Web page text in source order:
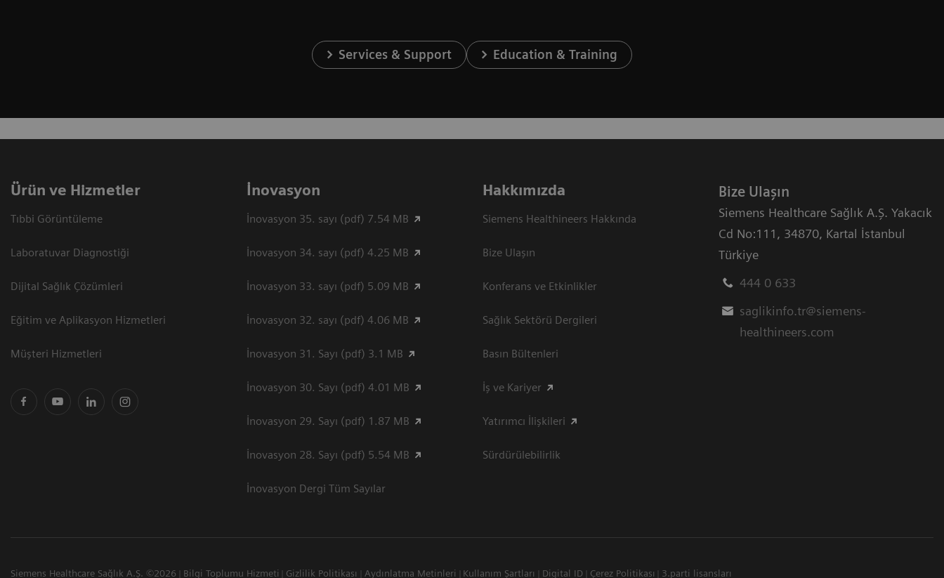
Services & Support Education & Training
Ürün ve Hizmetler
Tıbbi Görüntüleme
Laboratuvar Diagnostiği
Dijital Sağlık Çözümleri
Eğitim ve Aplikasyon Hizmetleri
Müşteri Hizmetleri
İnovasyon
İnovasyon 35. sayı (pdf) 7.54 MB
İnovasyon 34. sayı (pdf) 4.25 MB
İnovasyon 33. sayı (pdf) 5.09 MB
İnovasyon 32. sayı (pdf) 4.06 MB
İnovasyon 31. Sayı (pdf) 3.1 MB
İnovasyon 30. Sayı (pdf) 4.01 MB
İnovasyon 29. Sayı (pdf) 1.87 MB
İnovasyon 28. Sayı (pdf) 5.54 MB
İnovasyon Dergi Tüm Sayılar
Hakkımızda
Siemens Healthineers Hakkında
Bize Ulaşın
Konferans ve Etkinlikler
Sağlık Sektörü Dergileri
Basın Bültenleri
İş ve Kariyer
Yatırımcı İlişkileri
Sürdürülebilirlik
Bize Ulaşın
Siemens Healthcare Sağlık A.Ş. Yakacık
Cd No:111 , 34870, Kartal İstanbul
Türkiye
444 0 633
saglikinfo.tr@siemens-
healthineers.com
Siemens Healthcare Sağlık A.Ş. ©2026 Bilgi Toplumu Hizmeti Gizlilik Politikası Aydınlatma Metinleri Kullanım Şartları Digital ID Çerez Politikası 3.parti lisansları